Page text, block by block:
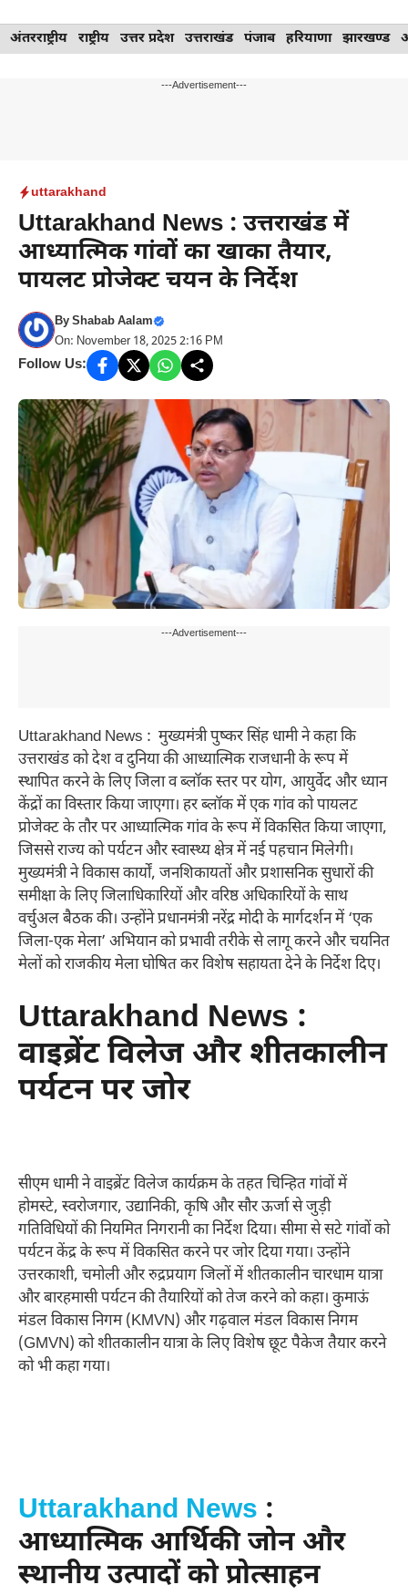
Skip
to
अंतरराष्ट्रीय राष्ट्रीय उत्तर प्रदेश उत्तराखंड पंजाब हरियाणा झारखण्ड
---Advertisement---
uttarakhand
Uttarakhand News : उत्तराखंड में
आध्यात्मिक गांवों का खाका तैयार,
पायलट प्रोजेक्ट चयन के निर्देश
ByShabab Aalam
On: November 18, 2025 2:16 PM
Follow Us:
---Advertisement---
Uttarakhand News : मुख्यमंत्री पुष्कर सिंह धामी ने कहा कि
उत्तराखंड को देश व दुनिया की आध्यात्मिक राजधानी के रूप में
स्थापित करने के लिए जिला व ब्लॉक स्तर पर योग, आयुर्वेद और ध्यान
केंद्रों का विस्तार किया जाएगा। हर ब्लॉक में एक गांव को पायलट
प्रोजेक्ट के तौर पर आध्यात्मिक गांव के रूप में विकसित किया जाएगा,
जिससे राज्य को पर्यटन और स्वास्थ्य क्षेत्र में नई पहचान मिलेगी।
मुख्यमंत्री ने विकास कार्यों, जनशिकायतों और प्रशासनिक सुधारों की
समीक्षा के लिए जिलाधिकारियों और वरिष्ठ अधिकारियों के साथ
वर्चुअल बैठक की। उन्होंने प्रधानमंत्री नरेंद्र मोदी के मार्गदर्शन में ‘एक
जिला-एक मेला’ अभियान को प्रभावी तरीके से लागू करने और चयनित
मेलों को राजकीय मेला घोषित कर विशेष सहायता देने के निर्देश दिए।
Uttarakhand News :
वाइब्रेंट विलेज और शीतकालीन
पर्यटन पर जोर
सीएम धामी ने वाइब्रेंट विलेज कार्यक्रम के तहत चिन्हित गांवों में
होमस्टे, स्वरोजगार, उद्यानिकी, कृषि और सौर ऊर्जा से जुड़ी
गतिविधियों की नियमित निगरानी का निर्देश दिया। सीमा से सटे गांवों को
पर्यटन केंद्र के रूप में विकसित करने पर जोर दिया गया। उन्होंने
उत्तरकाशी, चमोली और रुद्रप्रयाग जिलों में शीतकालीन चारधाम यात्रा
और बारहमासी पर्यटन की तैयारियों को तेज करने को कहा। कुमाऊं
मंडल विकास निगम (KMVN) और गढ़वाल मंडल विकास निगम
(GMVN) को शीतकालीन यात्रा के लिए विशेष छूट पैकेज तैयार करने
को भी कहा गया।
Uttarakhand News :
आध्यात्मिक आर्थिकी जोन और
स्थानीय उत्पादों को प्रोत्साहन